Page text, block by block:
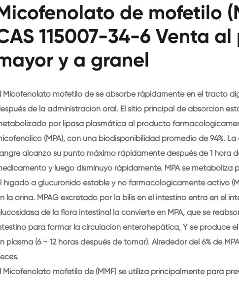
de mofetilo
115007-34-6 Venta al
y a granel
Micofenolato mofetilo de se absorbe rápidamente en el tracto
de la administración oral. El sitio principal de absorción
por lipasa plasmática al producto
(MPA), con una biodisponibilidad promedio de 94%.
alcanzó su punto máximo rápidamente después de 1 hora
y luego disminuyó rápidamente. MPA se metaboliza
hígado a glucurónido estable y no farmacológicamente activo
la orina. MPAG excretado por la bilis en el intestino entra en el
de la flora intestinal la convierte en MPA, que se
para formar la circulación enterohepática, Y se produce
plasma (6 ~ 12 horas después de tomar). Alrededor del 6% de
Micofenolato mofetilo de (MMF) se utiliza principalmente para